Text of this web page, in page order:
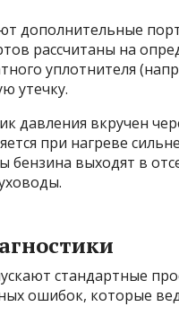
дополнительные
рассчитаны на
уплотнителя
утечку.
давления вкручен
при нагреве
выходят в
стандартные
ошибок, которые